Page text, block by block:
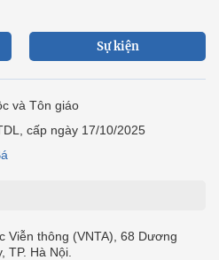
Sự kiện
và Tôn giáo
cấp ngày 17/10/2025
Viễn thông (VNTA), 68 Dương
Hà Nội.